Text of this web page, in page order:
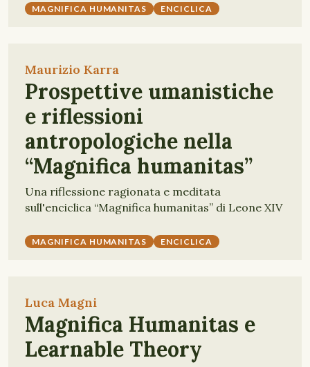
MAGNIFICA HUMANITAS ENCICLICA
Maurizio Karra
Prospettive umanistiche
e riflessioni
antropologiche nella
“Magnifica humanitas”
Una riflessione ragionata e meditata
sull'enciclica “Magnifica humanitas” di Leone XIV
MAGNIFICA HUMANITAS ENCICLICA
Luca Magni
Magnifica Humanitas e
Learnable Theory